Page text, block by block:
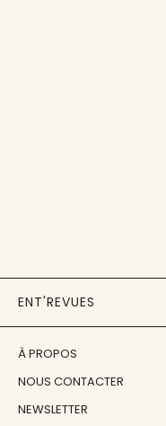
ENT'REVUES
À PROPOS
NOUS CONTACTER
NEWSLETTER